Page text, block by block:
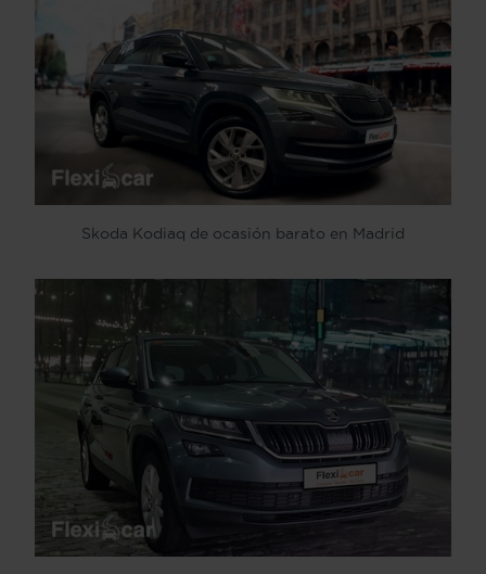
Skoda Kodiaq de ocasión barato en Madrid